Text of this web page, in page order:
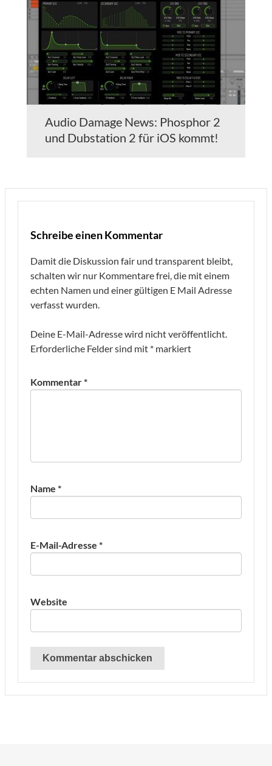
Audio Damage News: Phosphor 2
und Dubstation 2 für iOS kommt!
Schreibe einen Kommentar
Damit die Diskussion fair und transparent bleibt,
schalten wir nur Kommentare frei, die mit einem
echten Namen und einer gültigen E Mail Adresse
verfasst wurden.
Deine E-Mail-Adresse wird nicht veröffentlicht.
Erforderliche Felder sind mit * markiert
Kommentar*
Name *
E-Mail-Adresse *
Website